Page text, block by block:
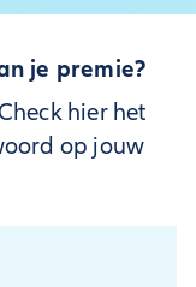
je premie?
hier het
op jouw